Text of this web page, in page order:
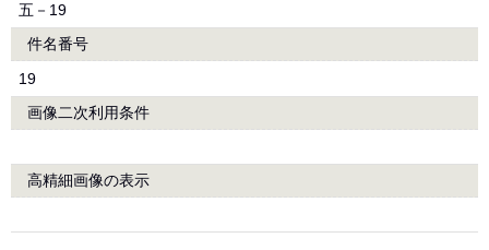
五－19
件名番号
19
画像二次利用条件
高精細画像の表示